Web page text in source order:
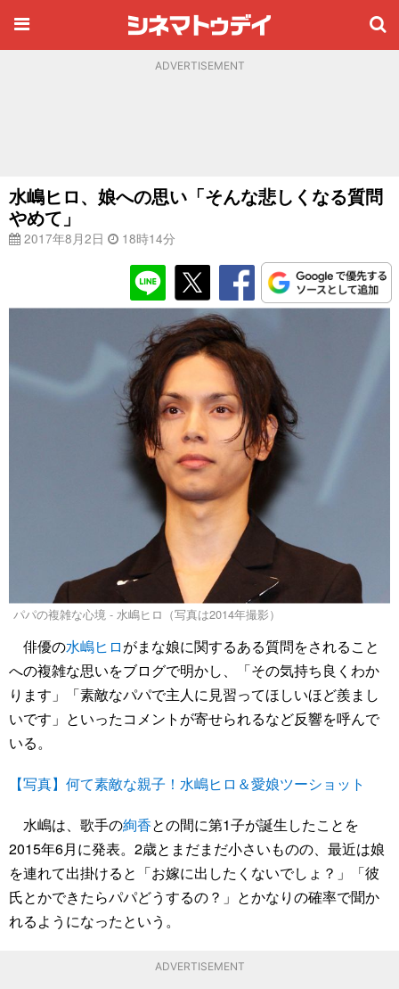
ADVERTISEMENT
水嶋ヒロ、娘への思い「そんな悲しくなる質問
やめて」
2017年8月2日 18時14分
パパの複雑な心境 - 水嶋ヒロ（写真は2014年撮影）
俳優の水嶋ヒロがまな娘に関するある質問をされること
への複雑な思いをブログで明かし、「その気持ち良くわか
ります」「素敵なパパで主人に見習ってほしいほど羨まし
いです」といったコメントが寄せられるなど反響を呼んで
いる。
【写真】何て素敵な親子！水嶋ヒロ＆愛娘ツーショット
水嶋は、歌手の絢香との間に第1子が誕生したことを
2015年6月に発表。2歳とまだまだ小さいものの、最近は娘
を連れて出掛けると「お嫁に出したくないでしょ？」「彼
氏とかできたらパパどうするの？」とかなりの確率で聞か
れるようになったという。
ADVERTISEMENT